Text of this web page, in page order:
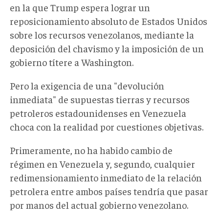
en la que Trump espera lograr un
reposicionamiento absoluto de Estados Unidos
sobre los recursos venezolanos, mediante la
deposición del chavismo y la imposición de un
gobierno títere a Washington.
Pero la exigencia de una "devolución
inmediata" de supuestas tierras y recursos
petroleros estadounidenses en Venezuela
choca con la realidad por cuestiones objetivas.
Primeramente, no ha habido cambio de
régimen en Venezuela y, segundo, cualquier
redimensionamiento inmediato de la relación
petrolera entre ambos países tendría que pasar
por manos del actual gobierno venezolano.